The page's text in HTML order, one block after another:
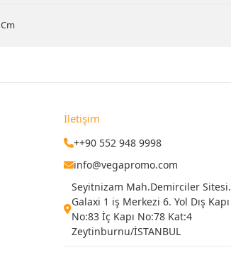
İletişim
++90 552 948 9998
info@vegapromo.com
Seyitnizam Mah.Demirciler Sitesi.
Galaxi 1 iş Merkezi 6. Yol Dış Kapı
No:83 İç Kapı No:78 Kat:4
Zeytinburnu/İSTANBUL